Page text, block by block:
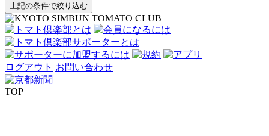
上記の条件で絞り込む
ログアウト お問い合わせ
TOP